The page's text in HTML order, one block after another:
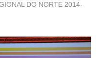
DO NORTE 2014-